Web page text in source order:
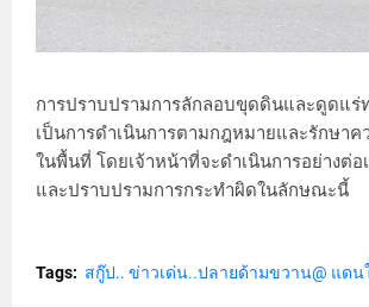
การปราบปรามการลักลอบขุดดินและดูดแร่
เป็นการดำเนินการตามกฎหมายและรักษาค
ในพื้นที่ โดยเจ้าหน้าที่จะดำเนินการอย่างต่อ
และปราบปรามการกระทำผิดในลักษณะนี้
Tags: สกู๊ป.. ข่าวเด่น..ปลายด้ามขวาน@ แดน